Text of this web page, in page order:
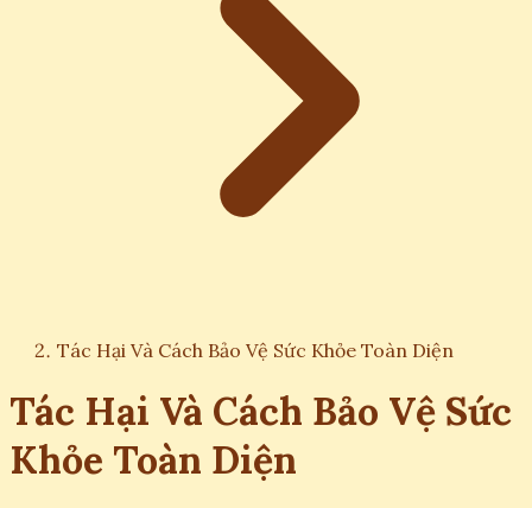
Tác Hại Và Cách Bảo Vệ Sức Khỏe Toàn Diện
Tác Hại Và Cách Bảo Vệ Sức
Khỏe Toàn Diện